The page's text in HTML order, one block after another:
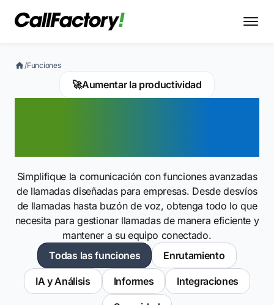
/Funciones
🚀Aumentar la productividad
Simplifique la comunicación con funciones avanzadas
de llamadas diseñadas para empresas. Desde desvíos
de llamadas hasta buzón de voz, obtenga todo lo que
necesita para gestionar llamadas de manera eficiente y
mantener a su equipo conectado.
Todas las funciones
Enrutamiento
IA y Análisis Informes Integraciones